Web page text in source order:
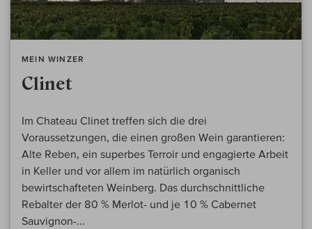
MEIN WINZER
Clinet
Im Chateau Clinet treffen sich die drei
Voraussetzungen, die einen großen Wein garantieren:
Alte Reben, ein superbes Terroir und engagierte Arbeit
in Keller und vor allem im natürlich organisch
bewirtschafteten Weinberg. Das durchschnittliche
Rebalter der 80 % Merlot- und je 10 % Cabernet
Sauvignon-...